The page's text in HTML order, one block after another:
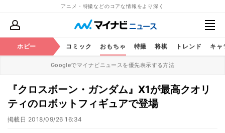
アニメ・特撮などのコアな情報をより深く
ホビー
アニメ コミック おもちゃ 特撮 将棋 トレンド キャ
Googleでマイナビニュースを優先表示する方法
『クロスボーン・ガンダム』X1が最高クオリ
ティのロボットフィギュアで登場
掲載日 2018/09/26 16:34